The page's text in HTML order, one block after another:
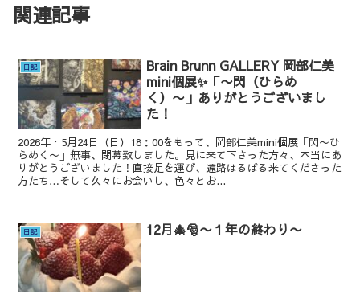
関連記事
日記
Brain Brunn GALLERY 岡部仁美
mini個展✨「〜閃（ひらめ
く）〜」ありがとうございまし
た！
2026年・5月24日（日）18：00をもって、岡部仁美mini個展「閃〜ひ
らめく〜」無事、閉幕致しました。見に来て下さった方々、本当にあ
りがとうございました！直接足を運び、遠路はるばる来てくださった
方たち…そして久々にお会いし、色々とお...
日記 12月🎄🎅〜１年の終わり〜